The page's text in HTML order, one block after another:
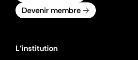
Devenir membre
L'institution